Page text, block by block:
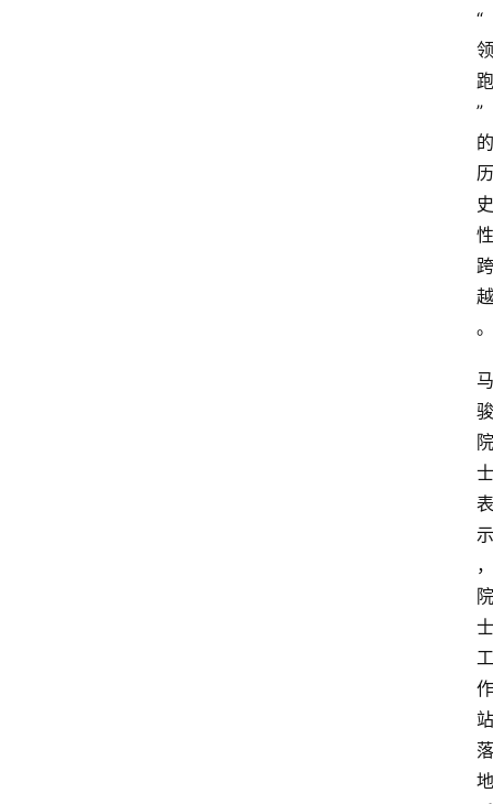
“
领
跑
”
的
历
史
性
跨
越
。
马
骏
院
士
表
示
，
院
士
工
作
站
落
地